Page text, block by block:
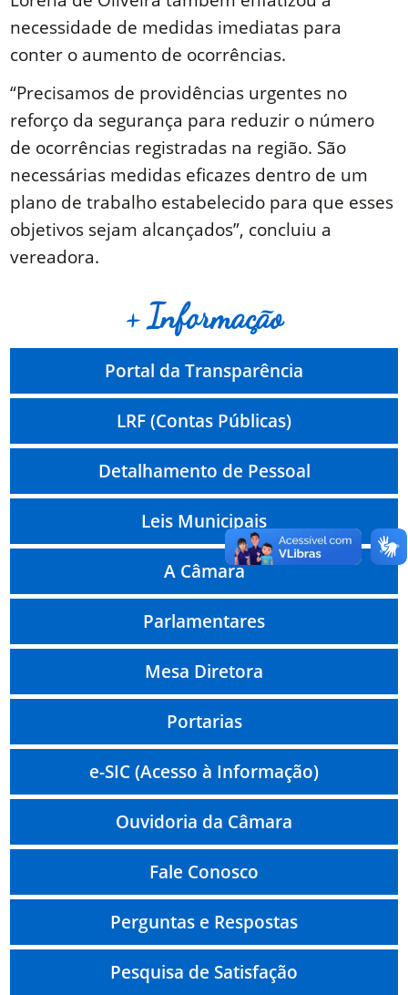
necessidade de medidas imediatas para
conter o aumento de ocorrências.
“Precisamos de providências urgentes no
reforço da segurança para reduzir o número
de ocorrências registradas na região. São
necessárias medidas eficazes dentro de um
plano de trabalho estabelecido para que esses
objetivos sejam alcançados”, concluiu a
vereadora.
+ Informação
Portal da Transparência
LRF (Contas Públicas)
Detalhamento de Pessoal
Leis Municipais
A Câmara
Parlamentares
Mesa Diretora
Portarias
e-SIC (Acesso à Informação)
Ouvidoria da Câmara
Fale Conosco
Perguntas e Respostas
Pesquisa de Satisfação